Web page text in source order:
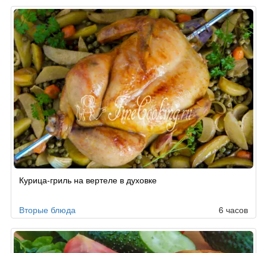
Курица-гриль на вертеле в духовке
Вторые блюда 6 часов